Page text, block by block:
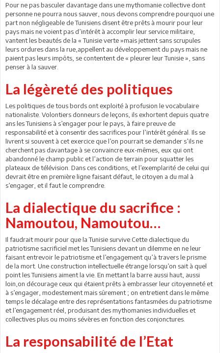
Pour ne pas basculer davantage dans une mythomanie collective dont
personne ne pourra nous sauver, nous devons comprendre pourquoi une
part non négligeable de Tunisiens disent être prêts à mourir pour leur
pays mais ne voient pas d’intérêt à accomplir leur service militaire,
vantent les beautés de la « Tunisie verte »mais jettent sans scrupules
leurs ordures dans la rue,appellent au développement du pays mais ne
paient pas leurs impôts, se contentent de « pleurer leur Tunisie », sans
penser à la sauver.
La légèreté des politiques
Les politiques de tous bords ont exploité à profusion le vocabulaire
nationaliste. Volontiers donneurs de leçons, ils exhortent depuis quatre
ans les Tunisiens à s’engager pour le pays, à faire preuve de
responsabilité et à consentir des sacrifices pour l’intérêt général. Ils se
livrent si souvent à cet exercice que l’on pourrait se demander s’ils ne
cherchent pas davantage à se convaincre eux-mêmes, eux qui ont
abandonné le champ public et l’action de terrain pour squatter les
plateaux de télévision. Dans ces conditions, et l’exemplarité de celui qui
devrait être en première ligne faisant défaut, le citoyen a du mal à
s’engager, et il faut le comprendre.
La dialectique du sacrifice :
Namoutou, Namoutou…
Il faudrait mourir pour que la Tunisie survive.Cette dialectique du
patriotisme sacrificiel met les Tunisiens devant un dilemme en ne leur
faisant entrevoir le patriotisme et l’engagement qu’à travers le prisme
de la mort. Une construction intellectuelle étrange lorsqu’on sait à quel
point les Tunisiens aiment la vie. En mettant la barre aussi haut, aussi
loin,on décourage ceux qui étaient prêts à embrasser leur citoyenneté et
à s’engager, modestement mais sûrement ; on entretient dans le même
temps le décalage entre des représentations fantasmées du patriotisme
et l’engagement réel, produisant des mythomanies individuelles et
collectives plus ou moins sévères en fonction des conjonctures.
La responsabilité de l’Etat